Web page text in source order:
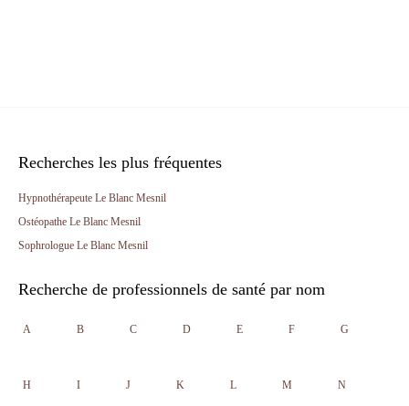
Recherches les plus fréquentes
Hypnothérapeute Le Blanc Mesnil
Ostéopathe Le Blanc Mesnil
Sophrologue Le Blanc Mesnil
Recherche de professionnels de santé par nom
A B C D E F G
H I J K L M N